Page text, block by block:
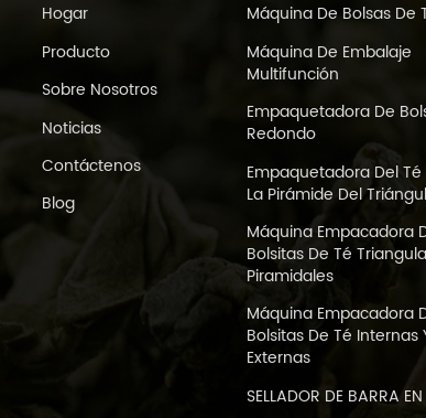
Hogar
Producto
Sobre Nosotros
Noticias
Contáctenos
Blog
Máquina De Bolsas De
Máquina De Embalaje
Multifunción
Empaquetadora De
Redondo
Empaquetadora Del Té
La Pirámide Del
Máquina Empacadora
Bolsitas De Té
Piramidales
Máquina Empacadora
Bolsitas De Té Internas
Externas
SELLADOR DE BARRA